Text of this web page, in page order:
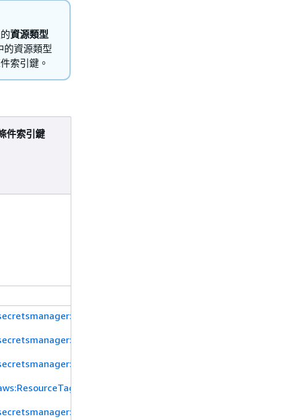
資源類型
的資源類型
索引鍵。
件索引鍵
AllowRotationLambdaArn
tag-key
${TagKey}